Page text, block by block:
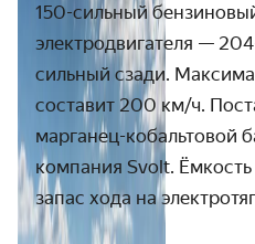
150-сильный
электродвигателя —
сильный сзади.
составит 200 км/ч.
марганец-кобальтовой
компания Svolt.
запас хода на